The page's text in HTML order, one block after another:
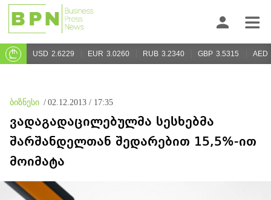
USD 2.6229 EUR 3.0260 RUB 3.2340 GBP 3.5315 AED
ბიზნესი / 02.12.2013 / 17:35
ვადაგადაცილებულმა სესხებმა
შარშანდელთან შედარებით 15,5%-ით
მოიმატა